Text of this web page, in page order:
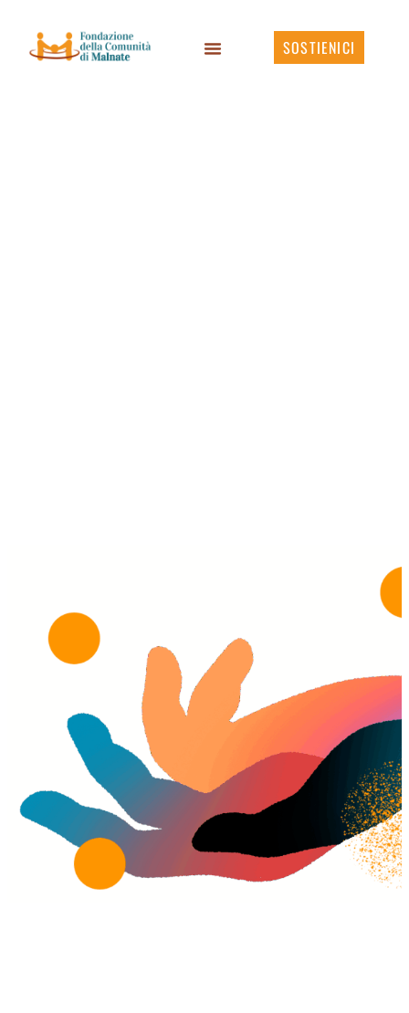
SOSTIENICI